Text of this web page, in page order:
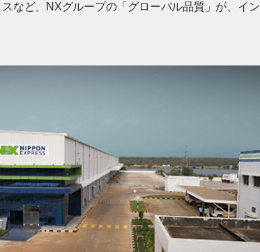
など、NXグループの「グローバル品質」が、イ